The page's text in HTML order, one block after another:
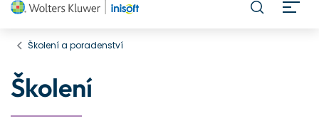
Školení a poradenství
Školení